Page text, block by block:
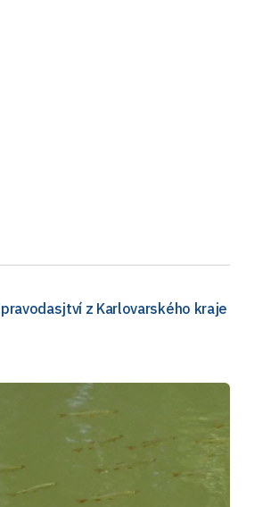
z Karlovarského kraje